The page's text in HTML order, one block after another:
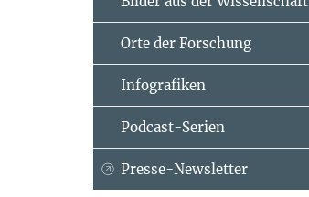
Orte der Forschung
Infografiken
Podcast-Serien
Presse-Newsletter